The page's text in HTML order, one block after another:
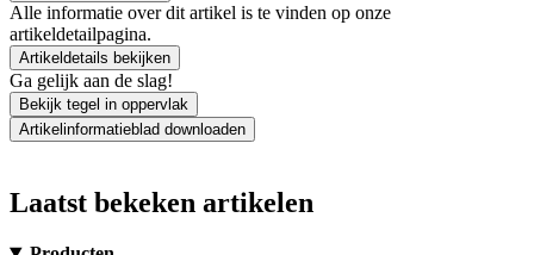
Alle informatie over dit artikel is te vinden op onze
artikeldetailpagina.
Artikeldetails bekijken
Ga gelijk aan de slag!
Bekijk tegel in oppervlak
Artikelinformatieblad downloaden
Laatst bekeken artikelen